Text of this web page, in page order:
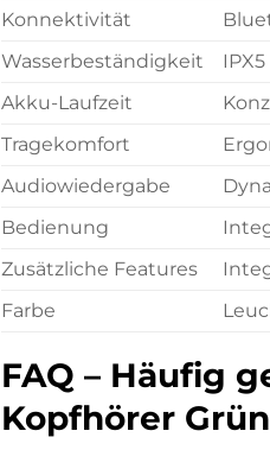
Konnektivität
Wasserbeständigkeit
Akku-Laufzeit
Tragekomfort
Audiowiedergabe
Bedienung
Zusätzliche Features
Farbe
FAQ – Häufig
Kopfhörer Grün